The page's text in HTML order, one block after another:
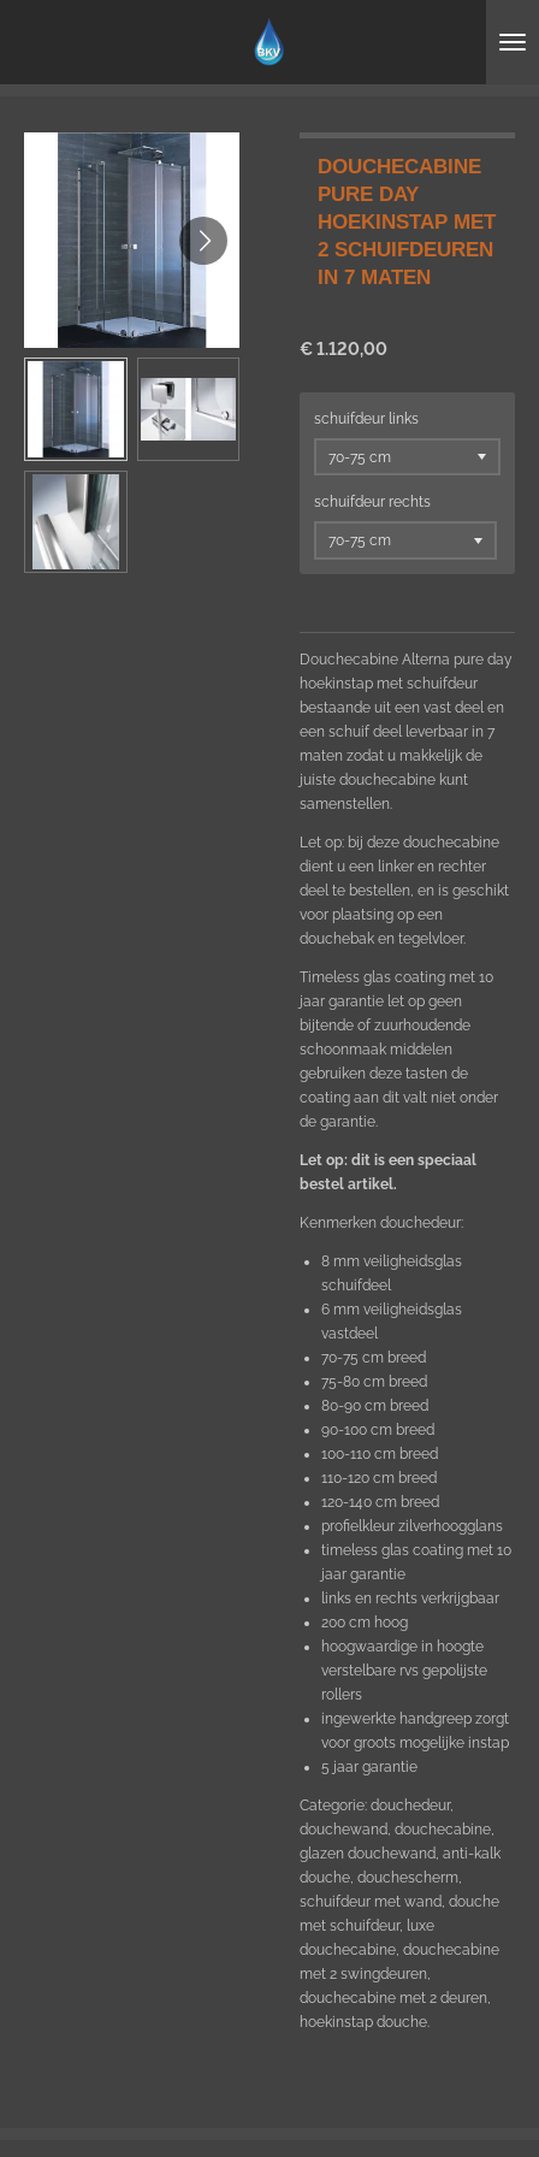
DOUCHECABINE
PURE DAY
HOEKINSTAP MET
2 SCHUIFDEUREN
IN 7 MATEN
€ 1.120,00
schuifdeur links
schuifdeur rechts
Douchecabine Alterna pure day
hoekinstap met schuifdeur
bestaande uit een vast deel en
een schuif deel leverbaar in 7
maten zodat u makkelijk de
juiste douchecabine kunt
samenstellen.
Let op: bij deze douchecabine
dient u een linker en rechter
deel te bestellen, en is geschikt
voor plaatsing op een
douchebak en tegelvloer.
Timeless glas coating met 10
jaar garantie let op geen
bijtende of zuurhoudende
schoonmaak middelen
gebruiken deze tasten de
coating aan dit valt niet onder
de garantie.
Let op: dit is een speciaal
bestel artikel.
Kenmerken douchedeur:
8 mm veiligheidsglas
schuifdeel
6 mm veiligheidsglas
vastdeel
70-75 cm breed
75-80 cm breed
80-90 cm breed
90-100 cm breed
100-110 cm breed
110-120 cm breed
120-140 cm breed
profielkleur zilverhoogglans
timeless glas coating met 10
jaar garantie
links en rechts verkrijgbaar
200 cm hoog
hoogwaardige in hoogte
verstelbare rvs gepolijste
rollers
ingewerkte handgreep zorgt
voor groots mogelijke instap
5 jaar garantie
Categorie: douchedeur,
douchewand, douchecabine,
glazen douchewand, anti-kalk
douche, douchescherm,
schuifdeur met wand, douche
met schuifdeur, luxe
douchecabine, douchecabine
met 2 swingdeuren,
douchecabine met 2 deuren,
hoekinstap douche.